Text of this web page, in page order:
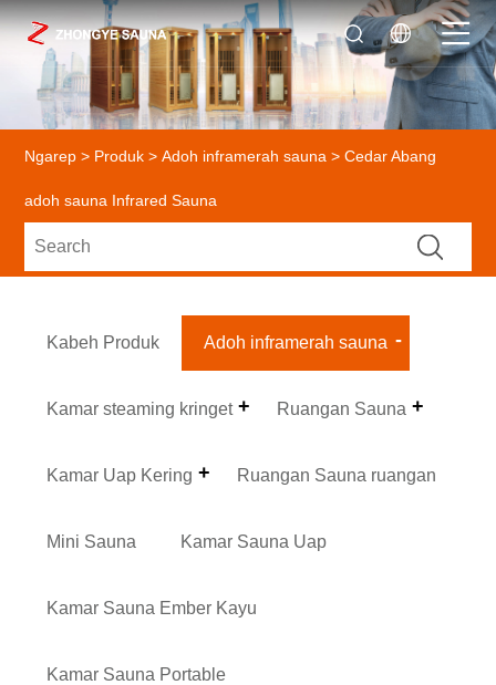
Ngarep > Produk >Adoh inframerah sauna > Cedar Abang
adoh sauna Infrared Sauna
Kabeh Produk Adoh inframerah sauna
Kamar steaming kringet Ruangan Sauna
Kamar Uap Kering Ruangan Sauna ruangan
Mini Sauna Kamar Sauna Uap
Kamar Sauna Ember Kayu
Kamar Sauna Portable